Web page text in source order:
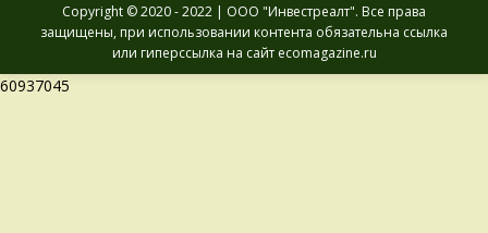
Copyright © 2020 - 2022 | ООО "Инвестреалт". Все права
защищены, при использовании контента обязательна ссылка
или гиперссылка на сайт ecomagazine.ru
60937045